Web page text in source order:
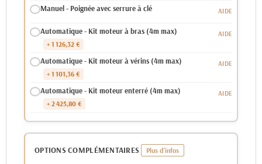
Manuel - Poignée avec serrure à clé
Automatique - Kit moteur à bras (4m max)
+ 1 126,32 €
Automatique - Kit moteur à vérins (4m max)
+ 1 101,36 €
Automatique - Kit moteur enterré (4m max)
+ 2 425,80 €
OPTIONS COMPLÉMENTAIRES